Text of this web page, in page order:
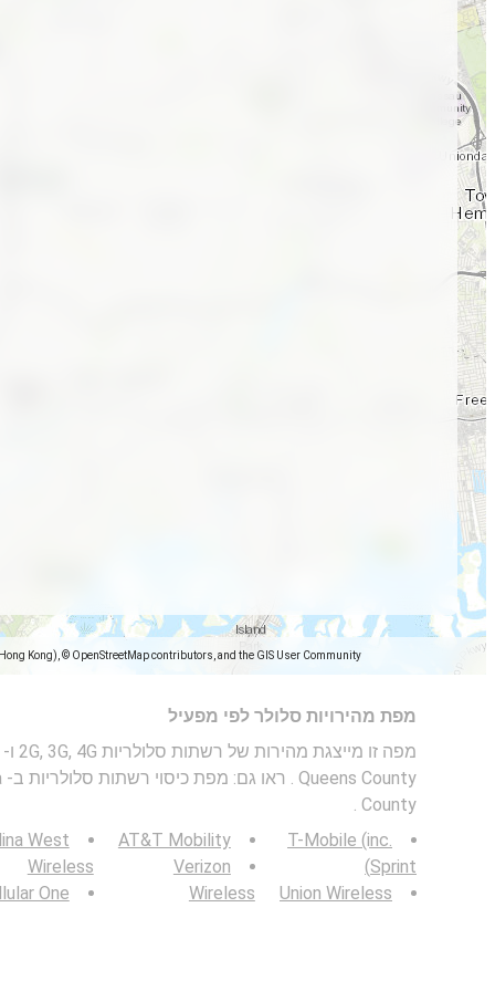
Kong), © OpenStreetMap contributors, and the GIS User Community
מפת מהירויות סלולר לפי מפעיל
County .
T-Mobile (inc.
Sprint)
Union Wireless
AT&T Mobility
Verizon
Wireless
West
Wireless
One